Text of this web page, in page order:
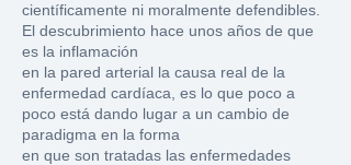
científicamente ni moralmente defendibles.
El descubrimiento hace unos años de que
es la inflamación
en la pared arterial la causa real de la
enfermedad cardíaca, es lo que poco a
poco está dando lugar a un cambio de
paradigma en la forma
en que son tratadas las enfermedades